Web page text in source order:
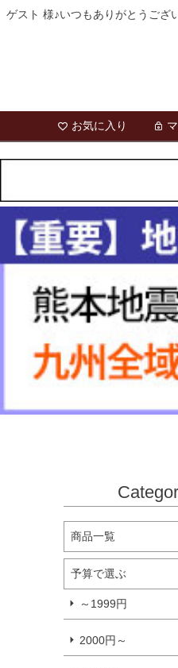
ゲスト 様♪いつもありがとうござ
お気に入り
商品一覧
予算で選ぶ
～1999円
2000円～